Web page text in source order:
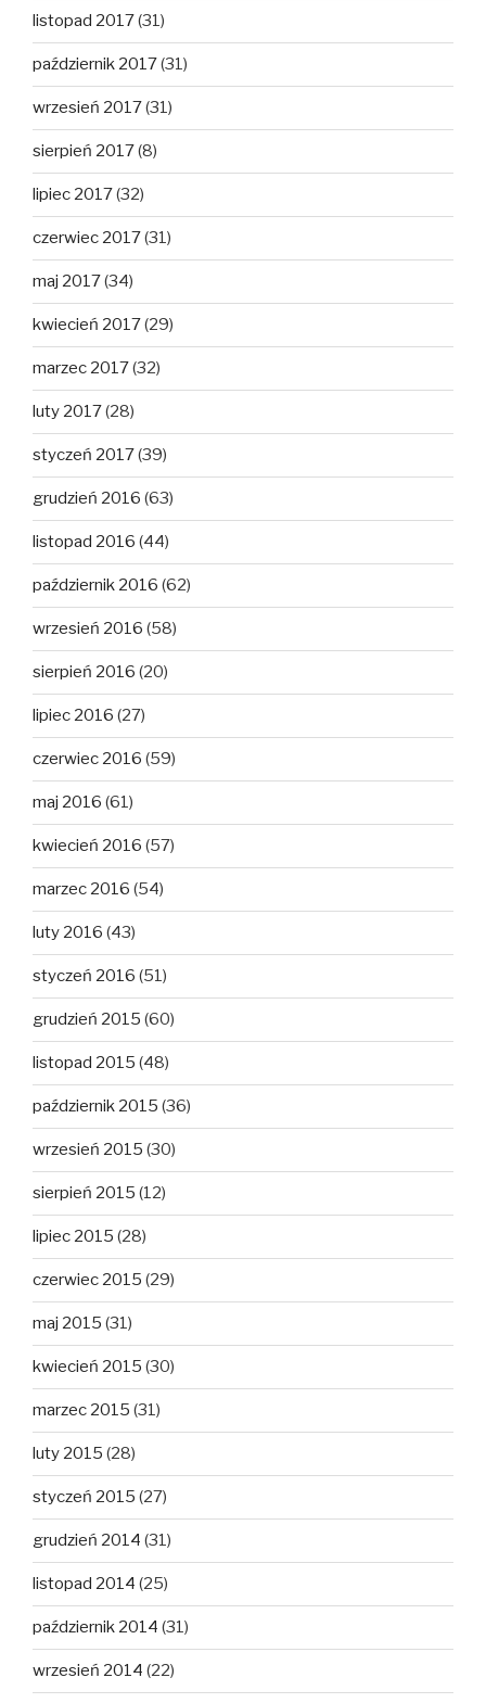
listopad 2017(31)
październik 2017(31)
wrzesień 2017(31)
sierpień 2017(8)
lipiec 2017(32)
czerwiec 2017(31)
maj 2017(34)
kwiecień 2017(29)
marzec 2017(32)
luty 2017(28)
styczeń 2017(39)
grudzień 2016 (63)
listopad 2016 (44)
październik 2016 (62)
wrzesień 2016 (58)
sierpień 2016 (20)
lipiec 2016 (27)
czerwiec 2016 (59)
maj 2016 (61)
kwiecień 2016 (57)
marzec 2016 (54)
luty 2016 (43)
styczeń 2016 (51)
grudzień 2015 (60)
listopad 2015 (48)
październik 2015 (36)
wrzesień 2015 (30)
sierpień 2015 (12)
lipiec 2015 (28)
czerwiec 2015 (29)
maj 2015 (31)
kwiecień 2015 (30)
marzec 2015 (31)
luty 2015 (28)
styczeń 2015 (27)
grudzień 2014 (31)
listopad 2014 (25)
październik 2014 (31)
wrzesień 2014 (22)